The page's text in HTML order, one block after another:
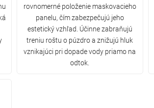
rovnomerné položenie maskovacieho
panelu, čím zabezpečujú jeho
estetický vzhľad. Účinne zabraňujú
treniu roštu o púzdro a znižujú hluk
vznikajúci pri dopade vody priamo na
odtok.